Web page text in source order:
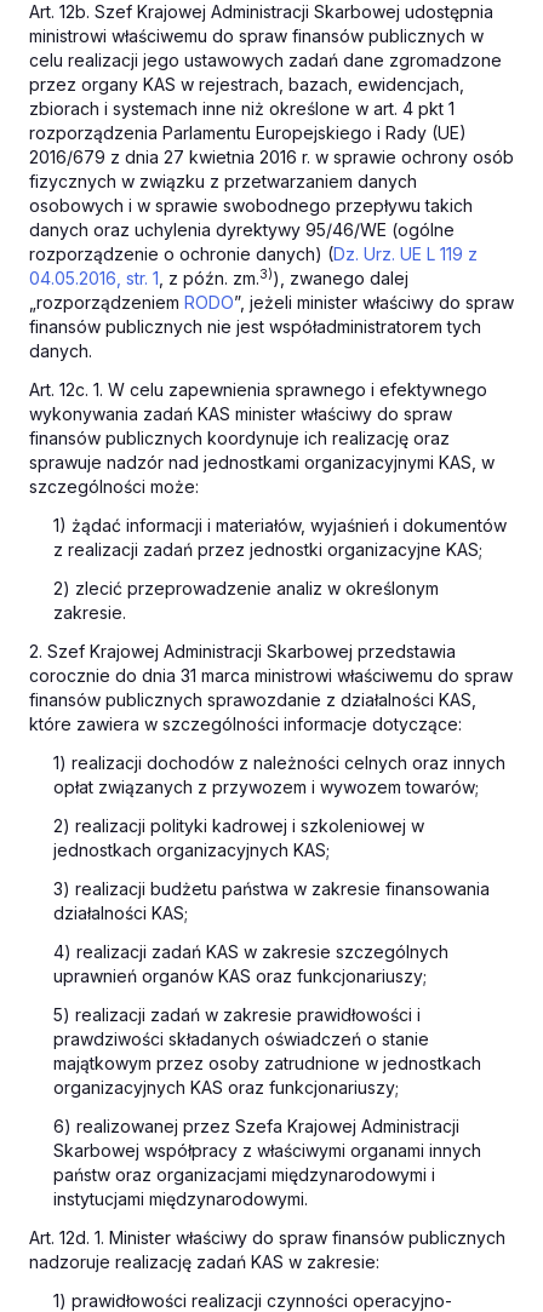
Art. 12b. Szef Krajowej Administracji Skarbowej udostępnia
ministrowi właściwemu do spraw finansów publicznych w
celu realizacji jego ustawowych zadań dane zgromadzone
przez organy KAS w rejestrach, bazach, ewidencjach,
zbiorach i systemach inne niż określone w art. 4 pkt 1
rozporządzenia Parlamentu Europejskiego i Rady (UE)
2016/679 z dnia 27 kwietnia 2016 r. w sprawie ochrony osób
fizycznych w związku z przetwarzaniem danych
osobowych i w sprawie swobodnego przepływu takich
danych oraz uchylenia dyrektywy 95/46/WE (ogólne
rozporządzenie o ochronie danych) (Dz. Urz. UE L 119 z
04.05.2016, str. 1 , z późn. zm.3)), zwanego dalej
„rozporządzeniem RODO”, jeżeli minister właściwy do spraw
finansów publicznych nie jest współadministratorem tych
danych.
Art. 12c. 1. W celu zapewnienia sprawnego i efektywnego
wykonywania zadań KAS minister właściwy do spraw
finansów publicznych koordynuje ich realizację oraz
sprawuje nadzór nad jednostkami organizacyjnymi KAS, w
szczególności może:
1) żądać informacji i materiałów, wyjaśnień i dokumentów
z realizacji zadań przez jednostki organizacyjne KAS;
2) zlecić przeprowadzenie analiz w określonym
zakresie.
2. Szef Krajowej Administracji Skarbowej przedstawia
corocznie do dnia 31 marca ministrowi właściwemu do spraw
finansów publicznych sprawozdanie z działalności KAS,
które zawiera w szczególności informacje dotyczące:
1) realizacji dochodów z należności celnych oraz innych
opłat związanych z przywozem i wywozem towarów;
2) realizacji polityki kadrowej i szkoleniowej w
jednostkach organizacyjnych KAS;
3) realizacji budżetu państwa w zakresie finansowania
działalności KAS;
4) realizacji zadań KAS w zakresie szczególnych
uprawnień organów KAS oraz funkcjonariuszy;
5) realizacji zadań w zakresie prawidłowości i
prawdziwości składanych oświadczeń o stanie
majątkowym przez osoby zatrudnione w jednostkach
organizacyjnych KAS oraz funkcjonariuszy;
6) realizowanej przez Szefa Krajowej Administracji
Skarbowej współpracy z właściwymi organami innych
państw oraz organizacjami międzynarodowymi i
instytucjami międzynarodowymi.
Art. 12d. 1. Minister właściwy do spraw finansów publicznych
nadzoruje realizację zadań KAS w zakresie:
1) prawidłowości realizacji czynności operacyjno-